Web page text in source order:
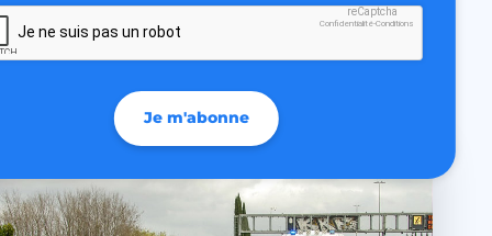
Je ne suis pas un robot
reCaptcha
Confidentialité-Conditions
Je m'abonne
le contenu du site
Web de trouver
édition du site.
des
aider à la sécurité
attaques de
intersites.
de la